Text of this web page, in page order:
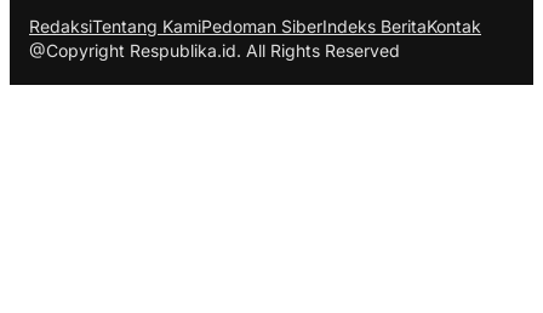
RedaksiTentang KamiPedoman SiberIndeks BeritaKontak
@Copyright Respublika.id. All Rights Reserved